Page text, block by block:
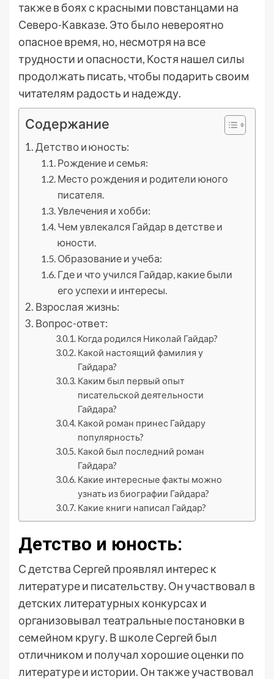
также в боях с красными повстанцами на
Северо-Кавказе. Это было невероятно
опасное время, но, несмотря на все
трудности и опасности, Костя нашел силы
продолжать писать, чтобы подарить своим
читателям радость и надежду.
Содержание
Детство и юность:
Рождение и семья:
Место рождения и родители юного
писателя.
Увлечения и хобби:
Чем увлекался Гайдар в детстве и
юности.
Образование и учеба:
Где и что учился Гайдар, какие были
его успехи и интересы.
Взрослая жизнь:
Вопрос-ответ:
Когда родился Николай Гайдар?
Какой настоящий фамилия у
Гайдара?
Каким был первый опыт
писательской деятельности
Гайдара?
Какой роман принес Гайдару
популярность?
Какой был последний роман
Гайдара?
Какие интересные факты можно
узнать из биографии Гайдара?
Какие книги написал Гайдар?
Детство и юность:
С детства Сергей проявлял интерес к
литературе и писательству. Он участвовал в
детских литературных конкурсах и
организовывал театральные постановки в
семейном кругу. В школе Сергей был
отличником и получал хорошие оценки по
литературе и истории. Он также участвовал